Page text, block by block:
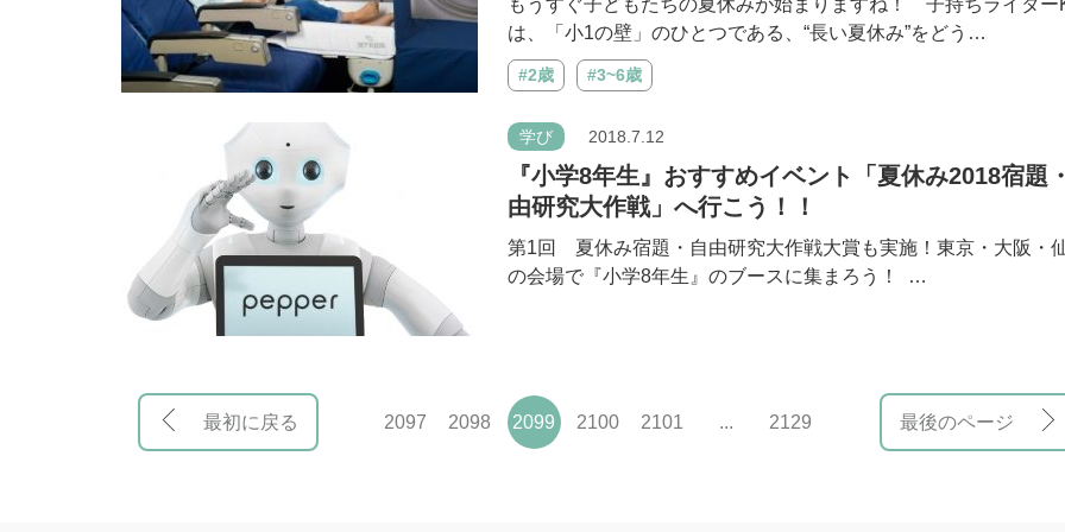
は、「小1の壁」のひとつである、“長い夏休み”をどう…
#2歳 #3~6歳
学び 2018.7.12
『小学8年生』おすすめイベント「夏休み2018宿題
由研究大作戦」へ行こう！！
第1回 夏休み宿題・自由研究大作戦大賞も実施！東京・大阪・
の会場で『小学8年生』のブースに集まろう！ …
最初に戻る 2097 2098 2099 2100 2101 ... 2129 最後のページ